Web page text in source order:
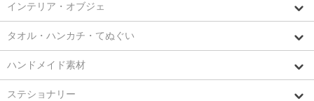
インテリア・オブジェ
タオル・ハンカチ・てぬぐい
ハンドメイド素材
ステショナリー